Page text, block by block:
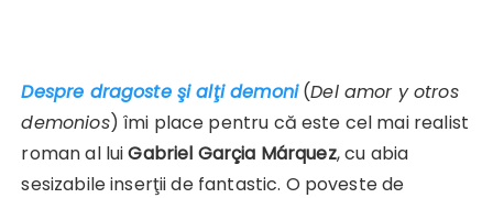
Despre dragoste şi alţi demoni(Del amor y otros
demonios) îmi place pentru că este cel mai realist
roman al luiGabriel Garçia Márquez, cu abia
sesizabile inserţii de fantastic. O poveste de